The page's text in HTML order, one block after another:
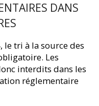
DANS
le tri à la source des
Les
interdits dans les
réglementaire